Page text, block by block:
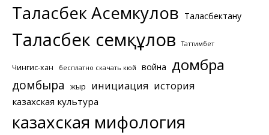
Таласбек Асемкулов Таласбектану
Таласбек Әсемқұлов Таттимбет
Чингис-хан бесплатно скачать кюй война домбра
домбыра жыр инициация история
казахская культура
казахская мифология